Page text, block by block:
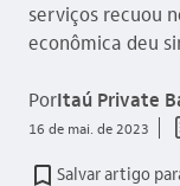
serviços recuou
econômica deu
PorItaú Private
16 de mai. de 2023
Salvar artigo